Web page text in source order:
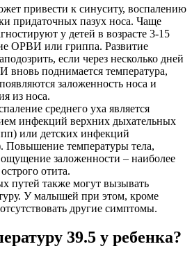
привести к синуситу, воспалению
придаточных пазух носа. Чаще
у детей в возрасте 3-15
ОРВИ или гриппа. Развитие
если через несколько дней
вновь поднимается температура,
заложенность носа и
из носа.
среднего уха является
инфекций верхних дыхательных
или детских инфекций
Повышение температуры тела,
ощущение заложенности – наиболее
отита.
путей также могут вызывать
У малышей при этом, кроме
другие симптомы.
39.5 у ребенка?